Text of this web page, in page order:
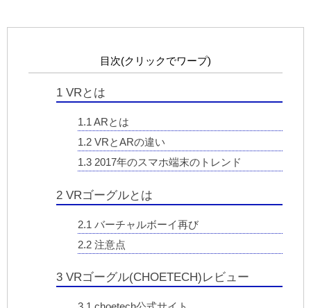
目次(クリックでワープ)
1 VRとは
1.1 ARとは
1.2VRとARの違い
1.32017年のスマホ端末のトレンド
2 VRゴーグルとは
2.1 バーチャルボーイ再び
2.2注意点
3 VRゴーグル(CHOETECH)レビュー